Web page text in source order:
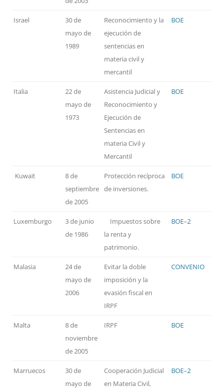
Israel
30 de
mayo de
1989
Reconocimiento y la
ejecución de
sentencias en
materia civil y
mercantil
BOE
Italia
22 de
mayo de
1973
Asistencia Judicial y
Reconocimiento y
Ejecución de
Sentencias en
materia Civil y
Mercantil
BOE
Kuwait
8 de
septiembre
de 2005
Protección recíproca
de inversiones.
BOE
Luxemburgo
3 de junio
de 1986
Impuestos sobre
la renta y
patrimonio.
BOE–2
Malasia
24 de
mayo de
2006
Evitar la doble
imposición y la
evasión fiscal en
IRPF
CONVENIO
Malta
8 de
noviembre
de 2005
IRPF BOE
Marruecos
30 de
mayo de
Cooperación Judicial
en Materia Civil,
BOE–2